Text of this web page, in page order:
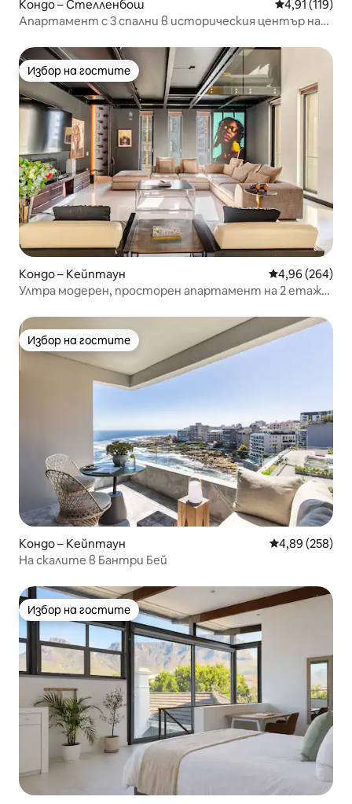
Кондо – Стелленбош Средна
4,91 (119)
Апартамент с 3 спални в историческия център на
Избор на гостите
Избор на гостите
Кондо – Кейптаун Средна
4,96 (264)
Ултра модерен, просторен апартамент на 2 етажа
Избор на гостите
Избор на гостите
Кондо – Кейптаун Средна
4,89 (258)
На скалите в Бантри Бей
Избор на гостите
Избор на гостите